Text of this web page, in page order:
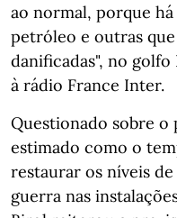
ao normal, porque
petróleo e outras
danificadas", no
à rádio France Inter.
Questionado sobre o
estimado como o
restaurar os níveis
guerra nas